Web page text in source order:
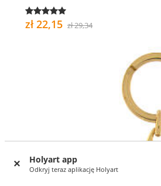
Holyart app
Odkryj teraz aplikację Holyart
zł 22,15 zł 29,34